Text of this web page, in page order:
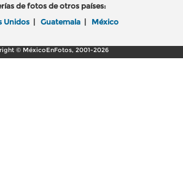
de fotos de otros países:
Unidos | Guatemala | México
© MéxicoEnFotos, 2001-2026